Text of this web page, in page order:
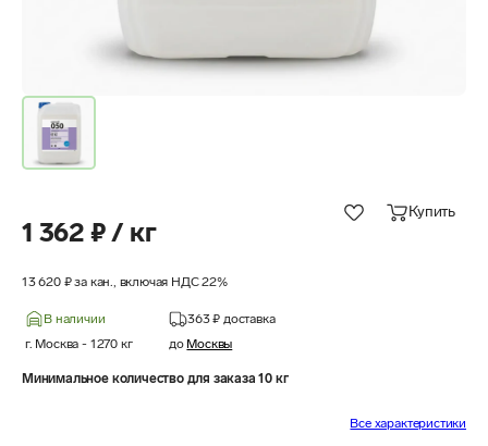
1 362 ₽ / кг
13 620 ₽ за кан., включая НДС 22%
Купить
В наличии 363 ₽ доставка
г. Москва - 1270 кг до Москвы
Минимальное количество для заказа 10 кг
Все характеристики